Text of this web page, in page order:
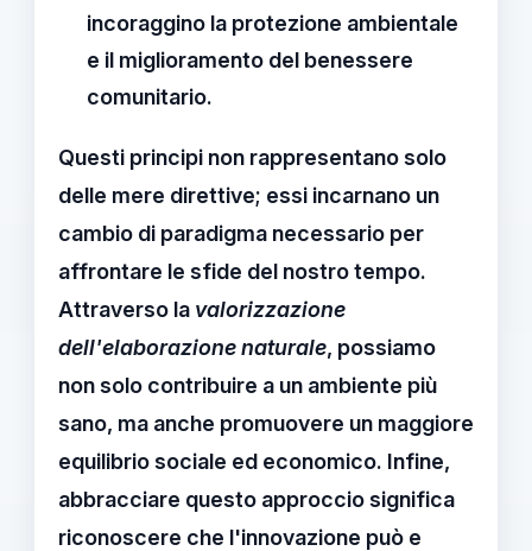
incoraggino la protezione ambientale
e il miglioramento del benessere
comunitario.
Questi principi non rappresentano solo
delle mere direttive; essi incarnano un
cambio di paradigma necessario per
affrontare le sfide del nostro tempo.
Attraverso la valorizzazione
dell'elaborazione naturale, possiamo
non solo contribuire a un ambiente più
sano, ma anche promuovere un maggiore
equilibrio sociale ed economico. Infine,
abbracciare questo approccio significa
riconoscere che l'innovazione può e